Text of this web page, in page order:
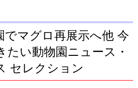
でマグロ再展示へ他 今
たい動物園ニュース・
セレクション